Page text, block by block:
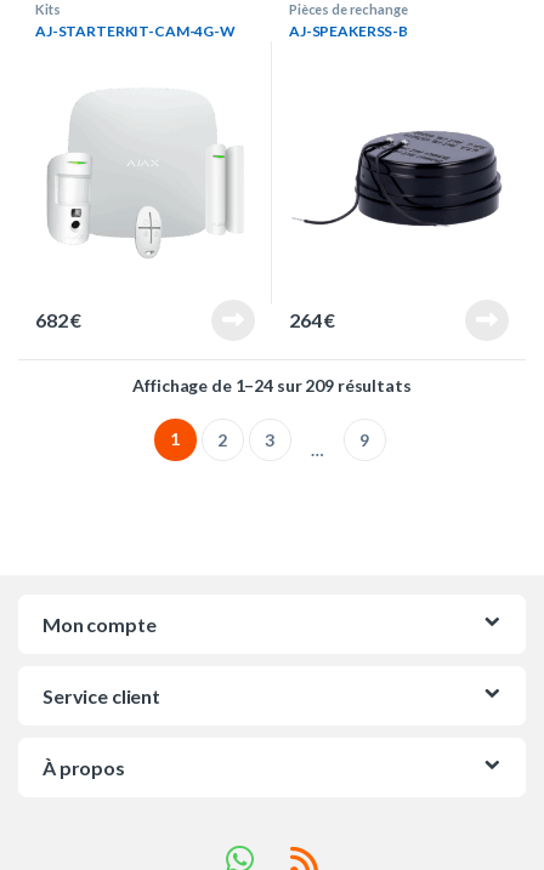
Kits
AJ-STARTERKIT-CAM-4G-W
682€
Pièces de rechange
AJ-SPEAKERSS-B
264€
Affichage de 1–24 sur 209 résultatsTrié du plus
1 2 3 … 9
Mon compte
Service client
À propos